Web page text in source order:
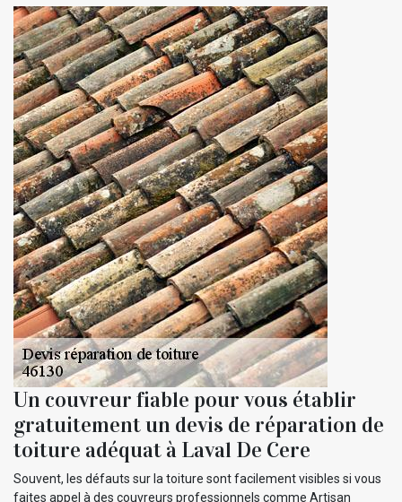
Un couvreur fiable pour vous établir
gratuitement un devis de réparation de
toiture adéquat à Laval De Cere
Souvent, les défauts sur la toiture sont facilement visibles si vous
faites appel à des couvreurs professionnels comme Artisan